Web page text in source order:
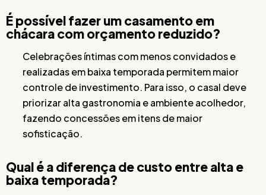
É possível fazer um casamento em
chácara com orçamento reduzido?
Celebrações íntimas com menos convidados e
realizadas em baixa temporada permitem maior
controle de investimento. Para isso, o casal deve
priorizar alta gastronomia e ambiente acolhedor,
fazendo concessões em itens de maior
sofisticação.
Qual é a diferença de custo entre alta e
baixa temporada?